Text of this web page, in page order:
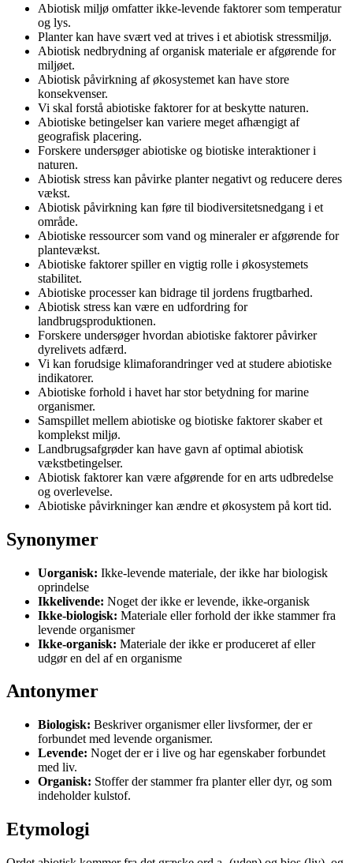
Abiotisk miljø omfatter ikke-levende faktorer som temperatur
og lys.
Planter kan have svært ved at trives i et abiotisk stressmiljø.
Abiotisk nedbrydning af organisk materiale er afgørende for
miljøet.
Abiotisk påvirkning af økosystemet kan have store
konsekvenser.
Vi skal forstå abiotiske faktorer for at beskytte naturen.
Abiotiske betingelser kan variere meget afhængigt af
geografisk placering.
Forskere undersøger abiotiske og biotiske interaktioner i
naturen.
Abiotisk stress kan påvirke planter negativt og reducere deres
vækst.
Abiotisk påvirkning kan føre til biodiversitetsnedgang i et
område.
Abiotiske ressourcer som vand og mineraler er afgørende for
plantevækst.
Abiotiske faktorer spiller en vigtig rolle i økosystemets
stabilitet.
Abiotiske processer kan bidrage til jordens frugtbarhed.
Abiotisk stress kan være en udfordring for
landbrugsproduktionen.
Forskere undersøger hvordan abiotiske faktorer påvirker
dyrelivets adfærd.
Vi kan forudsige klimaforandringer ved at studere abiotiske
indikatorer.
Abiotiske forhold i havet har stor betydning for marine
organismer.
Samspillet mellem abiotiske og biotiske faktorer skaber et
komplekst miljø.
Landbrugsafgrøder kan have gavn af optimal abiotisk
vækstbetingelser.
Abiotisk faktorer kan være afgørende for en arts udbredelse
og overlevelse.
Abiotiske påvirkninger kan ændre et økosystem på kort tid.
Synonymer
Uorganisk: Ikke-levende materiale, der ikke har biologisk
oprindelse
Ikkelivende: Noget der ikke er levende, ikke-organisk
Ikke-biologisk: Materiale eller forhold der ikke stammer fra
levende organismer
Ikke-organisk: Materiale der ikke er produceret af eller
udgør en del af en organisme
Antonymer
Biologisk: Beskriver organismer eller livsformer, der er
forbundet med levende organismer.
Levende: Noget der er i live og har egenskaber forbundet
med liv.
Organisk: Stoffer der stammer fra planter eller dyr, og som
indeholder kulstof.
Etymologi